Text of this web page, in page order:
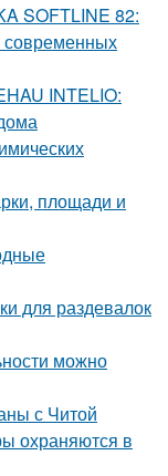
SOFTLINE 82:
современных
INTELIO:
площади и
для раздевалок
можно
с Читой
охраняются в